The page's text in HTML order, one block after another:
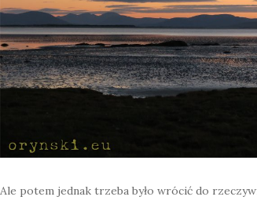
Ale potem jednak trzeba było wrócić do